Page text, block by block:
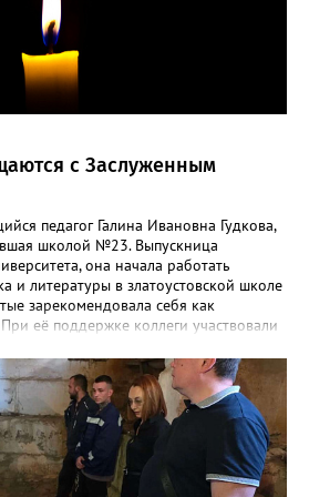
с Заслуженным
педагог Галина Ивановна Гудкова,
школой №23. Выпускница
она начала работать
и литературы в златоустовской школе
зарекомендовала себя как
её поддержке коллеги участвовали
руководству в школе сформировался
коллектив, объединённый общими
своему делу. Для многих Галина
не только талантливым
Учителем с большой буквы», -
школы №23 во ВКонтакте. Свои
Ивановны выразил глава